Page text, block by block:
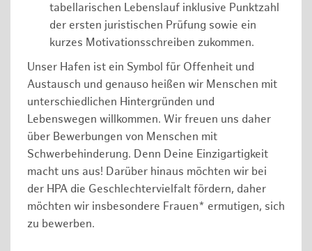
tabellarischen Lebenslauf inklusive Punktzahl
der ersten juristischen Prüfung sowie ein
kurzes Motivationsschreiben zukommen.
Unser Hafen ist ein Symbol für Offenheit und
Austausch und genauso heißen wir Menschen mit
unterschiedlichen Hintergründen und
Lebenswegen willkommen. Wir freuen uns daher
über Bewerbungen von Menschen mit
Schwerbehinderung. Denn Deine Einzigartigkeit
macht uns aus! Darüber hinaus möchten wir bei
der HPA die Geschlechtervielfalt fördern, daher
möchten wir insbesondere Frauen* ermutigen, sich
zu bewerben.